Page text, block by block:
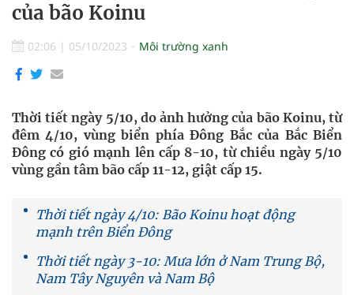
của bão Koinu
02:06 | 05/10/2023 Môi trường xanh
Thời tiết ngày 5/10, do ảnh hưởng của bão Koinu, từ
đêm 4/10, vùng biển phía Đông Bắc của Bắc Biển
Đông có gió mạnh lên cấp 8-10, từ chiều ngày 5/10
vùng gần tâm bão cấp 11-12, giật cấp 15.
Thời tiết ngày 4/10: Bão Koinu hoạt động
mạnh trên Biển Đông
Thời tiết ngày 3-10: Mưa lớn ở Nam Trung Bộ,
Nam Tây Nguyên và Nam Bộ